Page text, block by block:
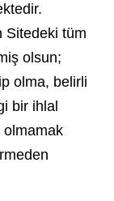
Sitedeki tüm
olsun;
olma, belirli
bir ihlal
olmamak